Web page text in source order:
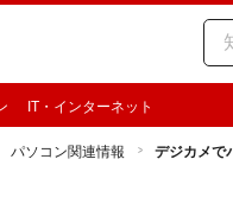
IT・インターネット
パソコン関連情報 デジカメで